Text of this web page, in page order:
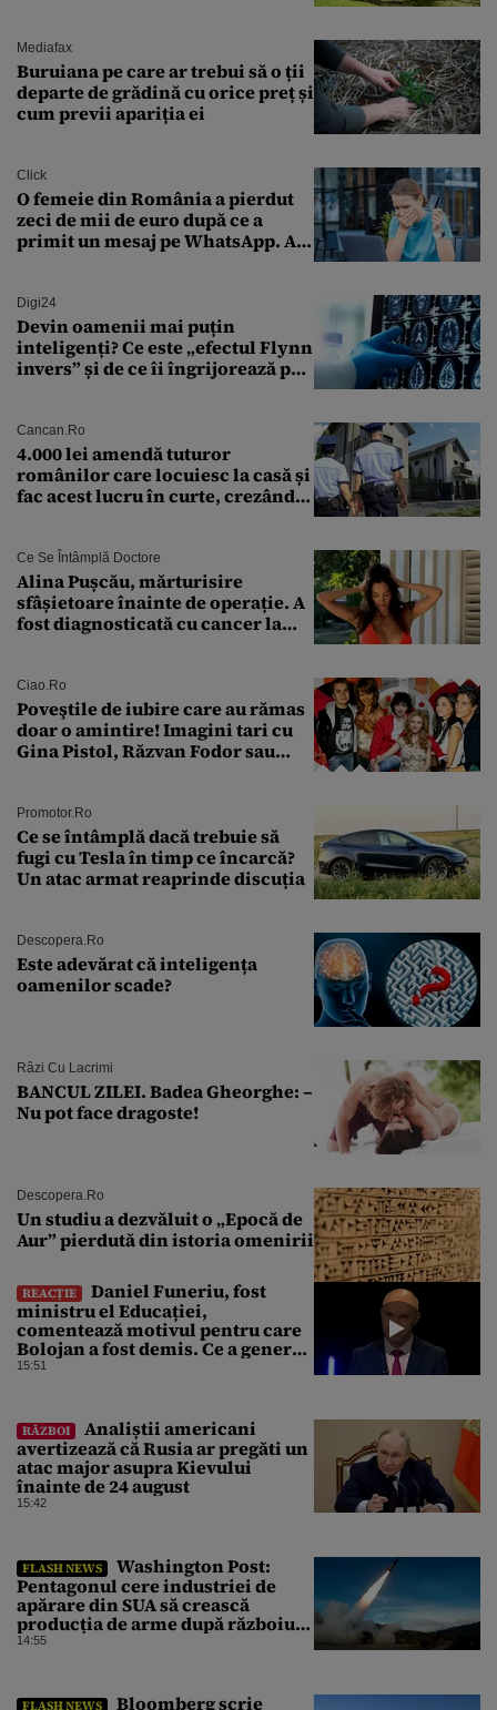
Mediafax
Buruiana pe care ar trebui să o ții
departe de grădină cu orice preț și
cum previi apariția ei
Click
O femeie din România a pierdut
zeci de mii de euro după ce a
primit un mesaj pe WhatsApp. A
Digi24
Devin oamenii mai puțin
inteligenți? Ce este „efectul Flynn
invers” și de ce îi îngrijorează pe
Cancan.ro
4.000 lei amendă tuturor
românilor care locuiesc la casă și
fac acest lucru în curte, crezând
Ce Se Întâmplă Doctore
Alina Pușcău, mărturisire
sfâșietoare înainte de operație. A
fost diagnosticată cu cancer la
îmi salvez viața”
Ciao.ro
Poveştile de iubire care au rămas
doar o amintire! Imagini tari cu
Gina Pistol, Răzvan Fodor sau
Promotor.ro
Ce se întâmplă dacă trebuie să
fugi cu Tesla în timp ce încarcă?
Un atac armat reaprinde discuția
Descopera.ro
Este adevărat că inteligența
oamenilor scade?
Râzi Cu Lacrimi
BANCUL ZILEI. Badea Gheorghe: –
Nu pot face dragoste!
Descopera.ro
Un studiu a dezvăluit o „Epocă de
Aur” pierdută din istoria omenirii
REACȚIE
Daniel Funeriu, fost
ministru el Educației,
comentează motivul pentru care
Bolojan a fost demis. Ce a generat
eșecul guvernării
15:51
RĂZBOI
Analiștii americani
avertizează că Rusia ar pregăti un
atac major asupra Kievului
înainte de 24 august
15:42
FLASH NEWS
Washington Post:
Pentagonul cere industriei de
apărare din SUA să crească
producția de arme după războiul
cu Iranul
14:55
FLASH NEWS
Bloomberg scrie